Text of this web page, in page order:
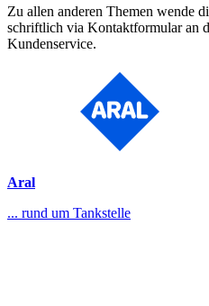
Zu allen anderen Themen wende
schriftlich via Kontaktformular an
Kundenservice.
Aral
... rund um Tankstelle